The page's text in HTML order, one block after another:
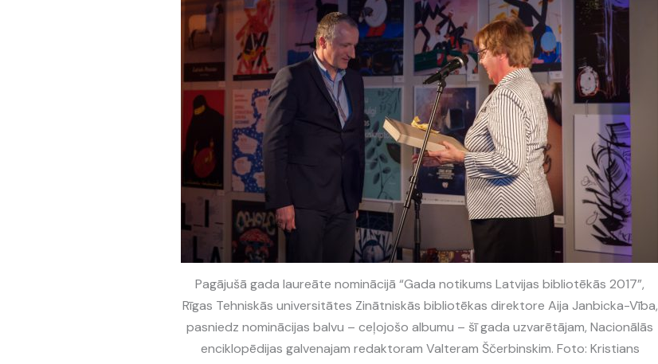
Pagājušā gada laureāte nominācijā “Gada notikums Latvijas bibliotēkās 2017”,
Rīgas Tehniskās universitātes Zinātniskās bibliotēkas direktore Aija Janbicka-Vība,
pasniedz nominācijas balvu – ceļojošo albumu – šī gada uzvarētājam, Nacionālās
enciklopēdijas galvenajam redaktoram Valteram Ščerbinskim. Foto: Kristians